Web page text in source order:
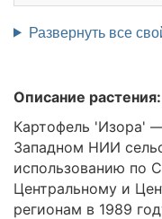
Развернуть все
Описание растения:
Картофель 'Изора'
Западном НИИ
использованию по
Центральному и
регионам в 1989